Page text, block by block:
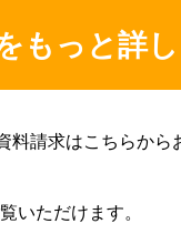
もっと詳
料請求はこちらから
いただけます。